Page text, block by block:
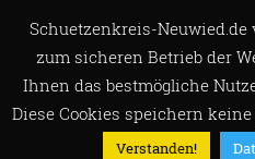
Schuetzenkreis-Neuwied.de
zum sicheren Betrieb der
Ihnen das bestmögliche
Diese Cookies speichern
Verstanden!